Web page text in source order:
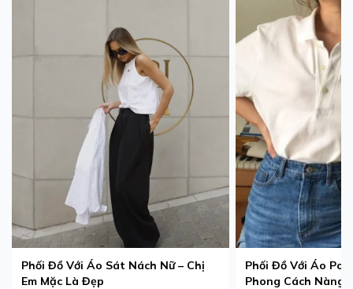
Phối Đồ Với Áo Sát Nách Nữ – Chị
Em Mặc Là Đẹp
Phối Đồ Với Áo
Phong Cách Nàng